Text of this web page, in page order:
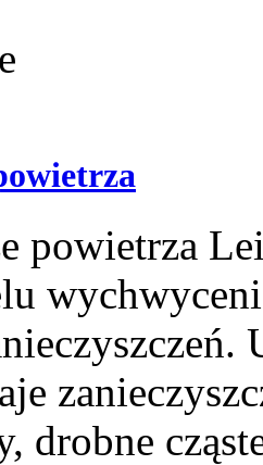
powietrza
drobne